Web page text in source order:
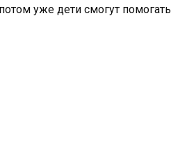
уже дети смогут помогать